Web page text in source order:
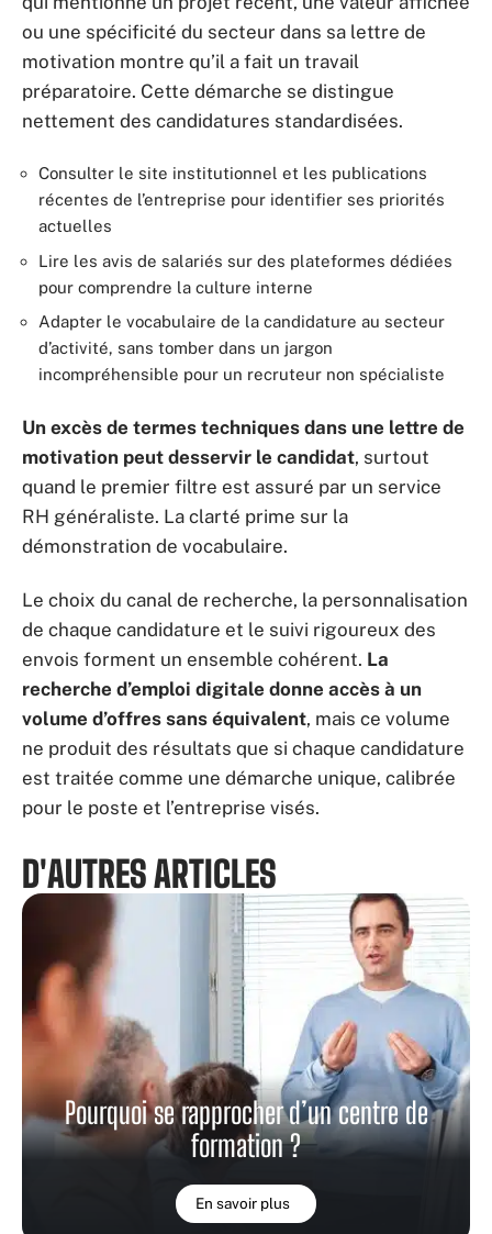
ou une spécificité du secteur dans sa lettre de
motivation montre qu’il a fait un travail
préparatoire. Cette démarche se distingue
nettement des candidatures standardisées.
Consulter le site institutionnel et les publications
récentes de l’entreprise pour identifier ses priorités
actuelles
Lire les avis de salariés sur des plateformes dédiées
pour comprendre la culture interne
Adapter le vocabulaire de la candidature au secteur
d’activité, sans tomber dans un jargon
incompréhensible pour un recruteur non spécialiste
Un excès de termes techniques dans une lettre de
motivation peut desservir le candidat, surtout
quand le premier filtre est assuré par un service
RH généraliste. La clarté prime sur la
démonstration de vocabulaire.
Le choix du canal de recherche, la personnalisation
de chaque candidature et le suivi rigoureux des
envois forment un ensemble cohérent. La
recherche d’emploi digitale donne accès à un
volume d’offres sans équivalent, mais ce volume
ne produit des résultats que si chaque candidature
est traitée comme une démarche unique, calibrée
pour le poste et l’entreprise visés.
D'AUTRES ARTICLES
Pourquoi se rapprocher d’un centre de
formation ?
En savoir plus